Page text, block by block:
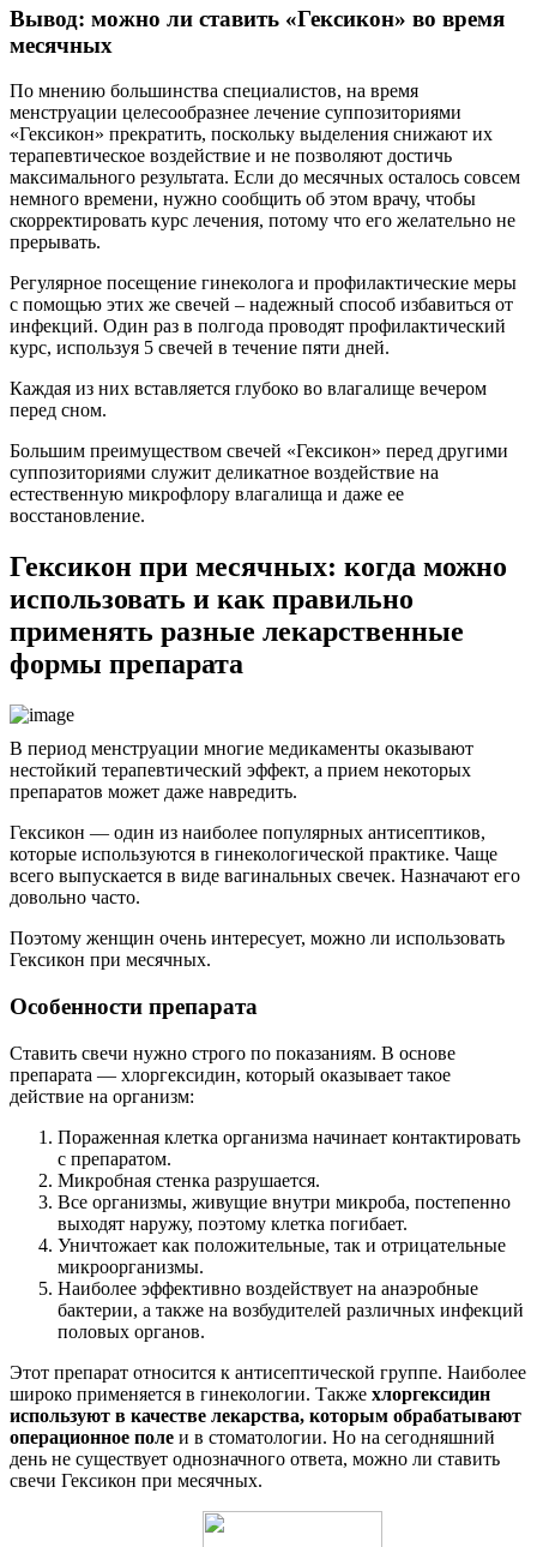
Вывод: можно ли ставить «Гексикон» во время
месячных
По мнению большинства специалистов, на время
менструации целесообразнее лечение суппозиториями
«Гексикон» прекратить, поскольку выделения снижают их
терапевтическое воздействие и не позволяют достичь
максимального результата. Если до месячных осталось совсем
немного времени, нужно сообщить об этом врачу, чтобы
скорректировать курс лечения, потому что его желательно не
прерывать.
Регулярное посещение гинеколога и профилактические меры
с помощью этих же свечей – надежный способ избавиться от
инфекций. Один раз в полгода проводят профилактический
курс, используя 5 свечей в течение пяти дней.
Каждая из них вставляется глубоко во влагалище вечером
перед сном.
Большим преимуществом свечей «Гексикон» перед другими
суппозиториями служит деликатное воздействие на
естественную микрофлору влагалища и даже ее
восстановление.
Гексикон при месячных: когда можно
использовать и как правильно
применять разные лекарственные
формы препарата
В период менструации многие медикаменты оказывают
нестойкий терапевтический эффект, а прием некоторых
препаратов может даже навредить.
Гексикон — один из наиболее популярных антисептиков,
которые используются в гинекологической практике. Чаще
всего выпускается в виде вагинальных свечек. Назначают его
довольно часто.
Поэтому женщин очень интересует, можно ли использовать
Гексикон при месячных.
Особенности препарата
Ставить свечи нужно строго по показаниям. В основе
препарата — хлоргексидин, который оказывает такое
действие на организм:
Пораженная клетка организма начинает контактировать
с препаратом.
Микробная стенка разрушается.
Все организмы, живущие внутри микроба, постепенно
выходят наружу, поэтому клетка погибает.
Уничтожает как положительные, так и отрицательные
микроорганизмы.
Наиболее эффективно воздействует на анаэробные
бактерии, а также на возбудителей различных инфекций
половых органов.
Этот препарат относится к антисептической группе. Наиболее
широко применяется в гинекологии. Также хлоргексидин
используют в качестве лекарства, которым обрабатывают
операционное поле и в стоматологии. Но на сегодняшний
день не существует однозначного ответа, можно ли ставить
свечи Гексикон при месячных.